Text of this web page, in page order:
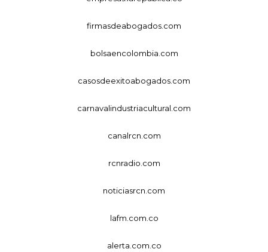
firmasdeabogados.com
bolsaencolombia.com
casosdeexitoabogados.com
carnavalindustriacultural.com
canalrcn.com
rcnradio.com
noticiasrcn.com
lafm.com.co
alerta.com.co